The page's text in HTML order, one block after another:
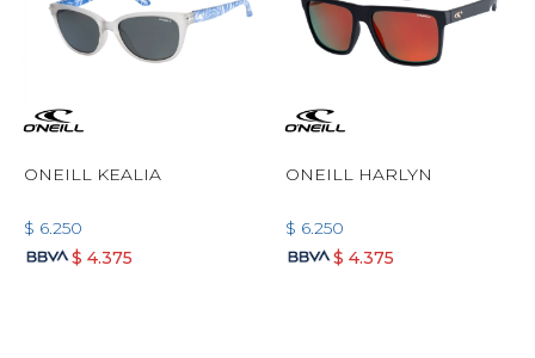
ONEILL KEALIA
$ 6.250
$ 4.375
ONEILL HARLYN
$ 6.250
$ 4.375